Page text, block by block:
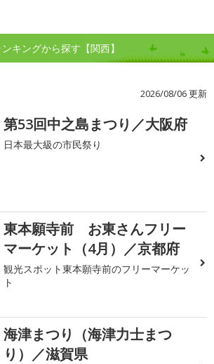
キングから探す【関西】
2026/08/06 更新
第53回中之島まつり／大阪府
日本最大級の市民祭り
東本願寺前 お東さんフリー
マーケット（4月）／京都府
観光スポット東本願寺前のフリーマーケッ
ト
海津まつり（海津力士まつ
り）／滋賀県